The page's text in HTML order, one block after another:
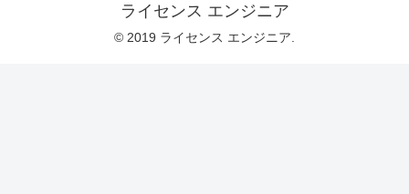
ライセンス エンジニア
© 2019 ライセンス エンジニア.